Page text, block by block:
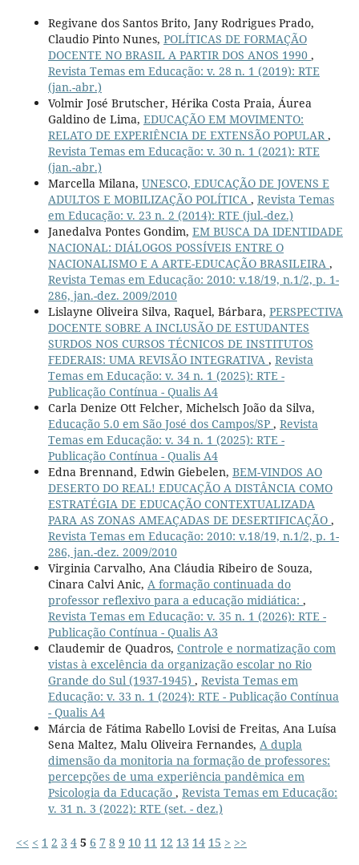
Regivane dos Santos Brito, Jany Rodrigues Prado,
Claudio Pinto Nunes, POLÍTICAS DE FORMAÇÃO
DOCENTE NO BRASIL A PARTIR DOS ANOS 1990 ,
Revista Temas em Educação: v. 28 n. 1 (2019): RTE
(jan.-abr.)
Volmir José Brutscher, Hérika Costa Praia, Áurea
Galdino de Lima, EDUCAÇÃO EM MOVIMENTO:
RELATO DE EXPERIÊNCIA DE EXTENSÃO POPULAR,
Revista Temas em Educação: v. 30 n. 1 (2021): RTE
(jan.-abr.)
Marcella Milana, UNESCO, EDUCAÇÃO DE JOVENS E
ADULTOS E MOBILIZAÇÃO POLÍTICA , Revista Temas
em Educação: v. 23 n. 2 (2014): RTE (jul.-dez.)
Janedalva Pontes Gondim, EM BUSCA DA IDENTIDADE
NACIONAL: DIÁLOGOS POSSÍVEIS ENTRE O
NACIONALISMO E A ARTE-EDUCAÇÃO BRASILEIRA ,
Revista Temas em Educação: 2010: v.18/19, n.1/2, p. 1-
286, jan.-dez. 2009/2010
Lislayne Oliveira Silva, Raquel, Bárbara, PERSPECTIVA
DOCENTE SOBRE A INCLUSÃO DE ESTUDANTES
SURDOS NOS CURSOS TÉCNICOS DE INSTITUTOS
FEDERAIS: UMA REVISÃO INTEGRATIVA , Revista
Temas em Educação: v. 34 n. 1 (2025): RTE -
Publicação Contínua - Qualis A4
Carla Denize Ott Felcher, Michelsch João da Silva,
Educação 5.0 em São José dos Campos/SP , Revista
Temas em Educação: v. 34 n. 1 (2025): RTE -
Publicação Contínua - Qualis A4
Edna Brennand, Edwin Giebelen, BEM-VINDOS AO
DESERTO DO REAL! EDUCAÇÃO A DISTÂNCIA COMO
ESTRATÉGIA DE EDUCAÇÃO CONTEXTUALIZADA
PARA AS ZONAS AMEAÇADAS DE DESERTIFICAÇÃO ,
Revista Temas em Educação: 2010: v.18/19, n.1/2, p. 1-
286, jan.-dez. 2009/2010
Virginia Carvalho, Ana Cláudia Ribeiro de Souza,
Cinara Calvi Anic, A formação continuada do
professor reflexivo para a educação midiática: ,
Revista Temas em Educação: v. 35 n. 1 (2026): RTE -
Publicação Contínua - Qualis A3
Claudemir de Quadros, Controle e normatização com
vistas à excelência da organização escolar no Rio
Grande do Sul (1937-1945) , Revista Temas em
Educação: v. 33 n. 1 (2024): RTE - Publicação Contínua
- Qualis A4
Márcia de Fátima Rabello Lovisi de Freitas, Ana Luísa
Sena Maltez, Malu Oliveira Fernandes, A dupla
dimensão da monitoria na formação de professores:
percepções de uma experiência pandêmica em
Psicologia da Educação , Revista Temas em Educação:
v. 31 n. 3 (2022): RTE (set. - dez.)
<< < 1 2 3 4 5 6 7 8 9 10 11 12 13 14 15 > >>